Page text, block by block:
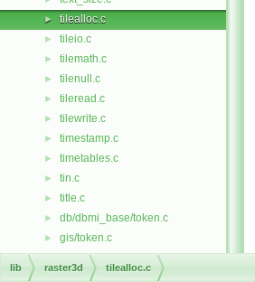
► tilealloc.c
► tileio.c
► tilemath.c
► tilenull.c
► tileread.c
► tilewrite.c
► timestamp.c
► timetables.c
► tin.c
► title.c
► db/dbmi_base/token.c
► gis/token.c
tran_colr.c
trans.c
lib raster3d tilealloc.c